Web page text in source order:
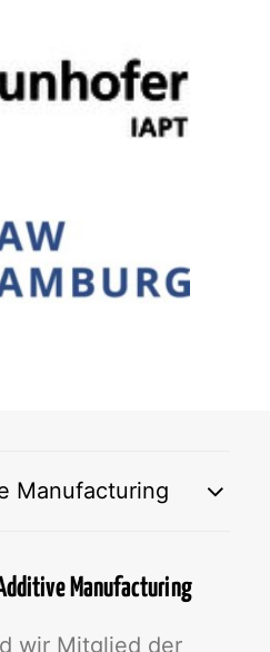
Manufacturing
Manufacturing
wir Mitglied der